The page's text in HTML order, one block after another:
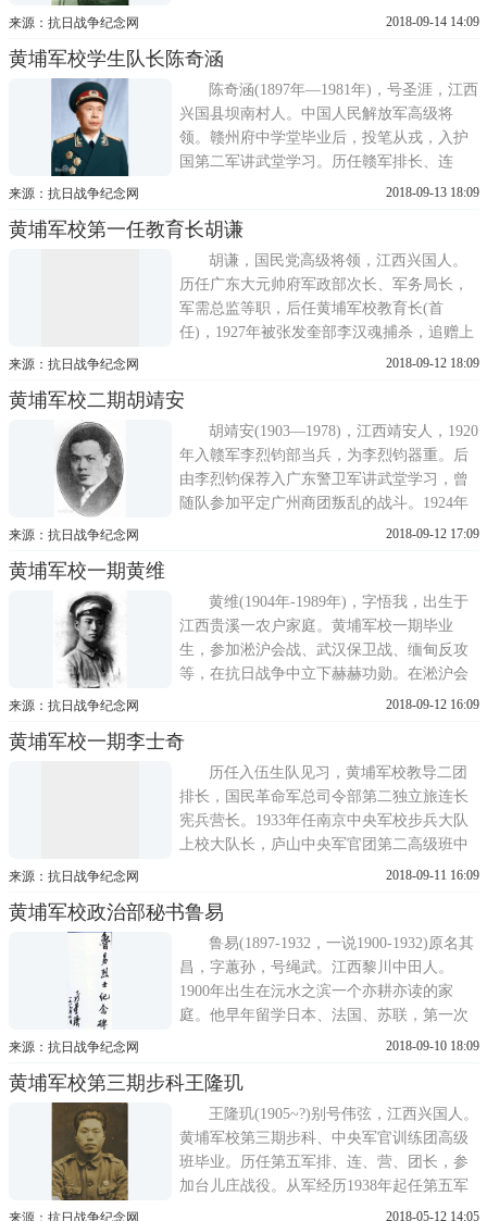
役、台儿庄战役、鄂北战役、豫南战役，后
令。赴台湾后担任安全局局长、陆军总司
令、台湾省主席、国防部长等职。1960年和
蒋经国一起晋升上将军衔。1973年8月2...
来源：抗日战争纪念网 2018-09-14 14:09
黄埔军校学生队长陈奇涵
陈奇涵(1897年—1981年)，号圣涯，江西
兴国县坝南村人。中国人民解放军高级将
领。赣州府中学堂毕业后，投笔从戎，入护
国第二军讲武堂学习。历任赣军排长、连
长、代营长。其间，他追随孙中山，先后参
1925年初进入黄埔军校任教，2月加入中国共
产党。人物生平早年经历1897年9月23日生于
江西兴国坝南区竹坝村，客家人。...
来源：抗日战争纪念网 2018-09-13 18:09
黄埔军校第一任教育长胡谦
胡谦，国民党高级将领，江西兴国人。
历任广东大元帅府军政部次长、军务局长，
军需总监等职，后任黄埔军校教育长(首
任)，1927年被张发奎部李汉魂捕杀，追赠上
将军衔。人物简介胡谦(1882～1927) 原名寅
门外瑶岗脑村人。国民党陆军中将，黄埔军
校第一任教育长。江西陆军武备学堂，1904
年留学日本学习军事，日本东京...
来源：抗日战争纪念网 2018-09-12 18:09
黄埔军校二期胡靖安
胡靖安(1903—1978)，江西靖安人，1920
年入赣军李烈钧部当兵，为李烈钧器重。后
由李烈钧保荐入广东警卫军讲武堂学习，曾
随队参加平定广州商团叛乱的战斗。1924年
秋考入黄埔军校第二期，毕业后加入孙文主
任，黄埔军校清党委员会委员。1927年任黄
埔军校入伍生部政治部主任。迁校...
来源：抗日战争纪念网 2018-09-12 17:09
黄埔军校一期黄维
黄维(1904年-1989年)，字悟我，出生于
江西贵溪一农户家庭。黄埔军校一期毕业
生，参加淞沪会战、武汉保卫战、缅甸反攻
等，在抗日战争中立下赫赫功勋。在淞沪会
战号称血肉磨坊的罗店战役中表现神勇 [1]
在淮海战役中兵败被俘。1975年，作为最后
一批战犯被赦，后任全国政协委员致力于军
史研究。1989年3月20日，因心...
来源：抗日战争纪念网 2018-09-12 16:09
黄埔军校一期李士奇
历任入伍生队见习，黄埔军校教导二团
排长，国民革命军总司令部第二独立旅连长
宪兵营长。1933年任南京中央军校步兵大队
上校大队长，庐山中央军官团第二高级班中
队长。抗日战争爆发后，随校迁成都。任军
区第六十六军新编第二十八师师长。1945年
起任第九军官总队副总队长，江西省保安副
司令，东南军政长官公署高参。19...
来源：抗日战争纪念网 2018-09-11 16:09
黄埔军校政治部秘书鲁易
鲁易(1897-1932，一说1900-1932)原名其
昌，字蕙孙，号绳武。江西黎川中田人。
1900年出生在沅水之滨一个亦耕亦读的家
庭。他早年留学日本、法国、苏联，第一次
国共合作时期担任黄埔军校政治部副主任，
俘牺牲。 [1] 土地革命时期红三军的著名将
领，烈士。 [1]人物生平幼随父旅居湖南常
德，常德高中毕业后赴日本留学...
来源：抗日战争纪念网 2018-09-10 18:09
黄埔军校第三期步科王隆玑
王隆玑(1905~?)别号伟弦，江西兴国人。
黄埔军校第三期步科、中央军官训练团高级
班毕业。历任第五军排、连、营、团长，参
加台儿庄战役。从军经历1938年起任第五军
野战补充旅副旅长，中央军校第七分校(西
来源：抗日战争纪念网 2018-05-12 14:05